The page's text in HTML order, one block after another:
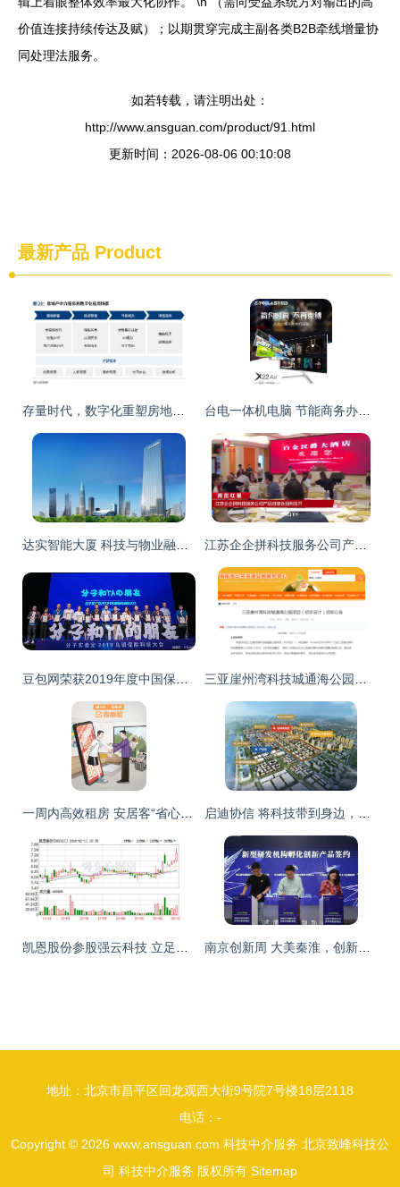
价值连接持续传达及赋）；以期贯穿完成主副各类B2B牵线增量协
同处理法服务。
如若转载，请注明出处：
http://www.ansguan.com/product/91.html
更新时间：2026-08-06 00:10:08
最新产品 Product
地址：北京市昌平区回龙观西大街9号院7号楼18层2118
电话：-
Copyright © 2026 www.ansguan.com 科技中介服务 北京致峰科技公
司 科技中介服务 版权所有 Sitemap